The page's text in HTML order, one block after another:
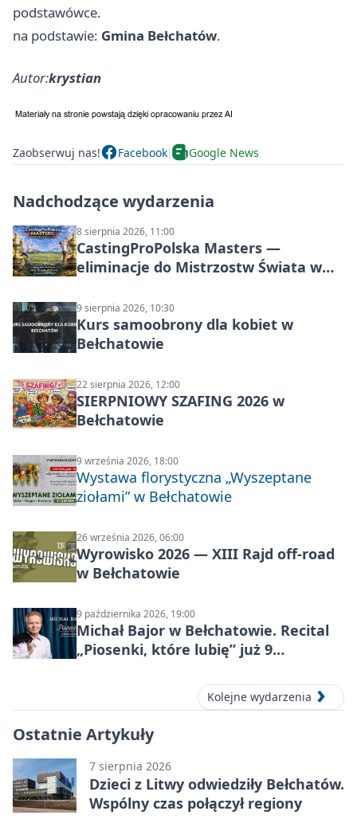
podstawówce.
na podstawie: Gmina Bełchatów.
Autor:krystian
Zaobserwuj nas! Facebook Google News
Nadchodzące wydarzenia
8 sierpnia 2026, 11:00
CastingProPolska Masters —
eliminacje do Mistrzostw Świata w
9 sierpnia 2026, 10:30
Kurs samoobrony dla kobiet w
Bełchatowie
22 sierpnia 2026, 12:00
SIERPNIOWY SZAFING 2026 w
Bełchatowie
9 września 2026, 18:00
Wystawa florystyczna „Wyszeptane
ziołami” w Bełchatowie
26 września 2026, 06:00
Wyrowisko 2026 — XIII Rajd off‑road
w Bełchatowie
9 października 2026, 19:00
Michał Bajor w Bełchatowie. Recital
„Piosenki, które lubię” już 9
Kolejne wydarzenia
Ostatnie Artykuły
7 sierpnia 2026
Dzieci z Litwy odwiedziły Bełchatów.
Wspólny czas połączył regiony